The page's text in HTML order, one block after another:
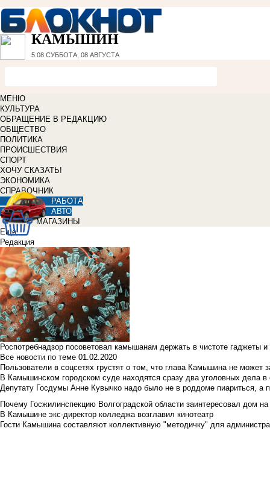
КАМЫШИН
5:08 СУББОТА, 08 АВГУСТА
МЕНЮ
КУЛЬТУРА
ОБРАЩЕНИЕ В РЕДАКЦИЮ
ОБЩЕСТВО
ПОЛИТИКА
ПРОИСШЕСТВИЯ
СПОРТ
ХОЧУ СКАЗАТЬ!
ЭКОНОМИКА
СПРАВОЧНИК
РАБОТА
АВТО
МАГАЗИНЫ
Еще
Редакция
Роспотребнадзор посоветовал камышанам держать в чистоте гаджеты
Все новости по теме 01.02.2020
Пользователи в соцсетях грустят о том, что глава Камышина не может
В Камышинском городском суде находятся сразу два уголовных дела
Депутату Госдумы Анне Кувычко надо было не в роддоме пиариться, а
Почему Госжилинспекцию Волгоградской области заинтересовал дом
В Камышине экс-директор колледжа возглавил кинотеатр
Гости Камышина составляют коллективную "методичку" для